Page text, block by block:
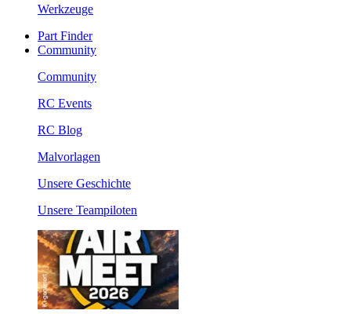
Werkzeuge
Part Finder
Community
Community
RC Events
RC Blog
Malvorlagen
Unsere Geschichte
Unsere Teampiloten